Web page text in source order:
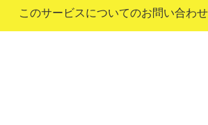
このサービスについてのお問い合わせ